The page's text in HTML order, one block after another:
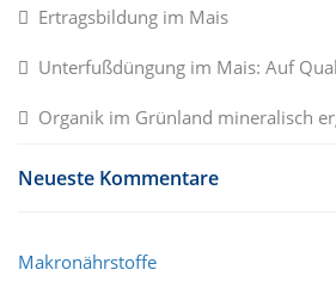
Ertragsbildung im Mais
Unterfußdüngung im Mais: Auf
Organik im Grünland mineralisch
Neueste Kommentare
Makronährstoffe